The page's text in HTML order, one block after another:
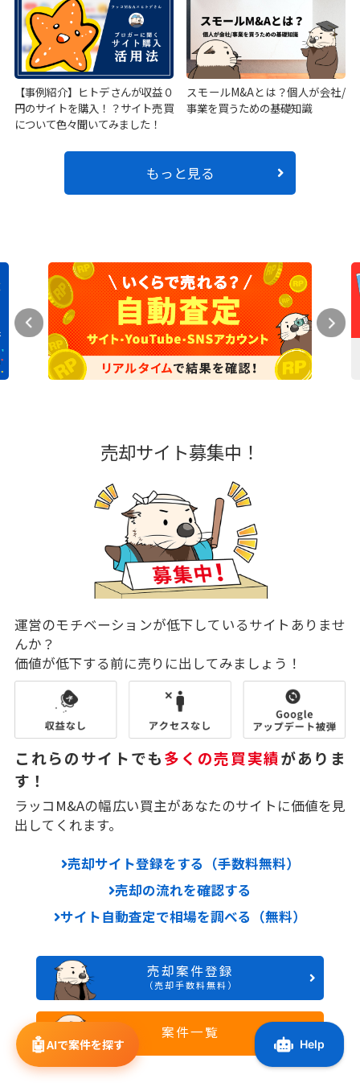
【事例紹介】ヒトデさんが収益０
円のサイトを購入！？サイト売買
について色々聞いてみました！
スモールM&Aとは？個人が会社/
事業を買うための基礎知識
もっと見る
売却サイト募集中！
運営のモチベーションが低下しているサイトありませ
んか？
価値が低下する前に売りに出してみましょう！
これらのサイトでも多くの売買実績がありま
す！
ラッコM&Aの幅広い買主があなたのサイトに価値を見
出してくれます。
売却サイト登録をする（手数料無料）
売却の流れを確認する
サイト自動査定で相場を調べる（無料）
売却案件登録
（売却手数料無料）
案件一覧
🤖AIで案件を探す